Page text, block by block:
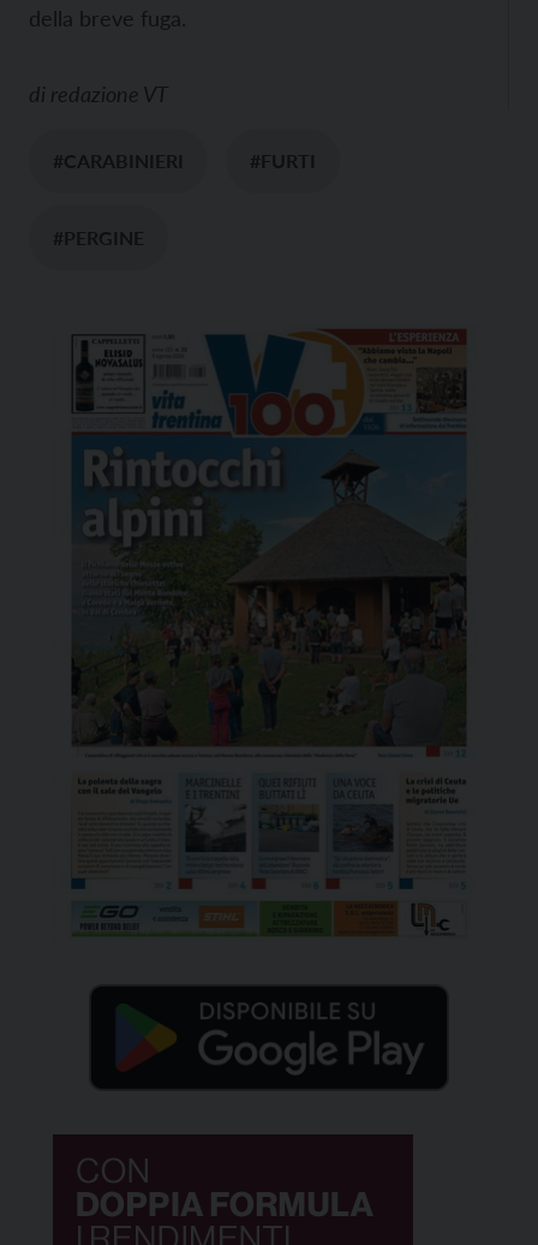
della breve fuga.
di redazione VT
#CARABINIERI #FURTI
#PERGINE